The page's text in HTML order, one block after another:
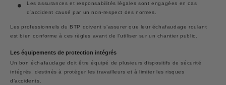
Les assurances et responsabilités légales sont engagées en cas
d’accident causé par un non-respect des normes.
Les professionnels du BTP doivent s’assurer que leur échafaudage roulant
est bien conforme à ces règles avant de l’utiliser sur un chantier public.
Les équipements de protection intégrés
Un bon échafaudage doit être équipé de plusieurs dispositifs de sécurité
intégrés, destinés à protéger les travailleurs et à limiter les risques
d’accidents.